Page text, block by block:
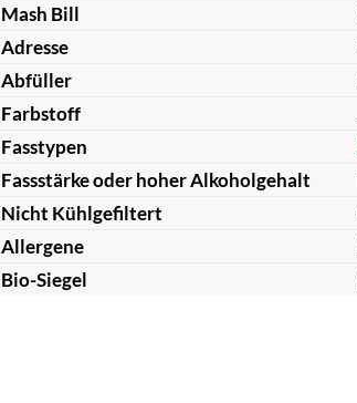
Mash Bill
Adresse
Abfüller
Farbstoff
Fasstypen
Fassstärke oder hoher Alkoholgehalt
Nicht Kühlgefiltert
Allergene
Bio-Siegel